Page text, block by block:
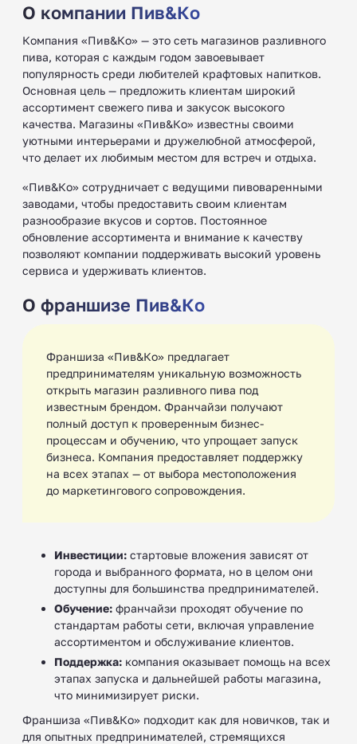
О компании Пив&Ко
Компания «Пив&Ко» — это сеть магазинов разливного
пива, которая с каждым годом завоевывает
популярность среди любителей крафтовых напитков.
Основная цель — предложить клиентам широкий
ассортимент свежего пива и закусок высокого
качества. Магазины «Пив&Ко» известны своими
уютными интерьерами и дружелюбной атмосферой,
что делает их любимым местом для встреч и отдыха.
«Пив&Ко» сотрудничает с ведущими пивоваренными
заводами, чтобы предоставить своим клиентам
разнообразие вкусов и сортов. Постоянное
обновление ассортимента и внимание к качеству
позволяют компании поддерживать высокий уровень
сервиса и удерживать клиентов.
О франшизе Пив&Ко
Франшиза «Пив&Ко» предлагает
предпринимателям уникальную возможность
открыть магазин разливного пива под
известным брендом. Франчайзи получают
полный доступ к проверенным бизнес-
процессам и обучению, что упрощает запуск
бизнеса. Компания предоставляет поддержку
на всех этапах — от выбора местоположения
до маркетингового сопровождения.
Инвестиции: стартовые вложения зависят от
города и выбранного формата, но в целом они
доступны для большинства предпринимателей.
Обучение: франчайзи проходят обучение по
стандартам работы сети, включая управление
ассортиментом и обслуживание клиентов.
Поддержка: компания оказывает помощь на всех
этапах запуска и дальнейшей работы магазина,
что минимизирует риски.
Франшиза «Пив&Ко» подходит как для новичков, так и
для опытных предпринимателей, стремящихся